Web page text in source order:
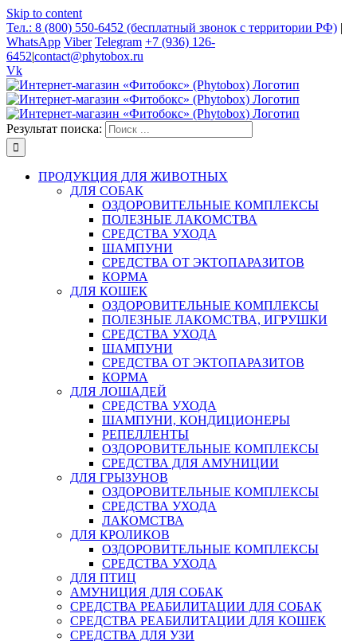
Skip to content
Тел.: 8 (800) 550-6452 (бесплатный звонок с территории РФ) |
WhatsApp Viber Telegram +7 (936) 126-
6452|contact@phytobox.ru
Vk
Результат поиска:
ПРОДУКЦИЯ ДЛЯ ЖИВОТНЫХ
ДЛЯ СОБАК
ОЗДОРОВИТЕЛЬНЫЕ КОМПЛЕКСЫ
ПОЛЕЗНЫЕ ЛАКОМСТВА
СРЕДСТВА УХОДА
ШАМПУНИ
СРЕДСТВА ОТ ЭКТОПАРАЗИТОВ
КОРМА
ДЛЯ КОШЕК
ОЗДОРОВИТЕЛЬНЫЕ КОМПЛЕКСЫ
ПОЛЕЗНЫЕ ЛАКОМСТВА, ИГРУШКИ
СРЕДСТВА УХОДА
ШАМПУНИ
СРЕДСТВА ОТ ЭКТОПАРАЗИТОВ
КОРМА
ДЛЯ ЛОШАДЕЙ
СРЕДСТВА УХОДА
ШАМПУНИ, КОНДИЦИОНЕРЫ
РЕПЕЛЛЕНТЫ
ОЗДОРОВИТЕЛЬНЫЕ КОМПЛЕКСЫ
СРЕДСТВА ДЛЯ АМУНИЦИИ
ДЛЯ ГРЫЗУНОВ
ОЗДОРОВИТЕЛЬНЫЕ КОМПЛЕКСЫ
СРЕДСТВА УХОДА
ЛАКОМСТВА
ДЛЯ КРОЛИКОВ
ОЗДОРОВИТЕЛЬНЫЕ КОМПЛЕКСЫ
СРЕДСТВА УХОДА
ДЛЯ ПТИЦ
АМУНИЦИЯ ДЛЯ СОБАК
СРЕДСТВА РЕАБИЛИТАЦИИ ДЛЯ СОБАК
СРЕДСТВА РЕАБИЛИТАЦИИ ДЛЯ КОШЕК
СРЕДСТВА ДЛЯ УЗИ